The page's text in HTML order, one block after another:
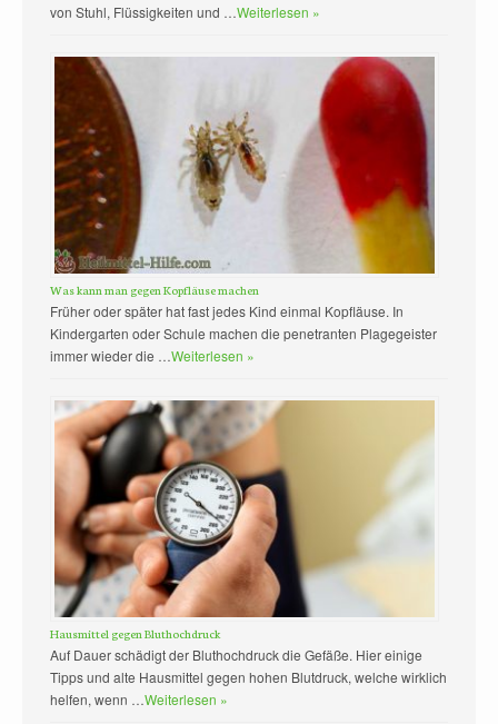
von Stuhl, Flüssigkeiten und …Weiterlesen »
Was kann man gegen Kopfläuse machen
Früher oder später hat fast jedes Kind einmal Kopfläuse. In
Kindergarten oder Schule machen die penetranten Plagegeister
immer wieder die …Weiterlesen »
Hausmittel gegen Bluthochdruck
Auf Dauer schädigt der Bluthochdruck die Gefäße. Hier einige
Tipps und alte Hausmittel gegen hohen Blutdruck, welche wirklich
helfen, wenn …Weiterlesen »